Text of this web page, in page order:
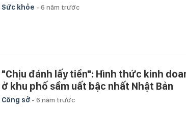
Sức khỏe - 6 năm trước
"Chịu đánh lấy tiền": Hình thức kinh
ở khu phố sầm uất bậc nhất Nhật Bản
Công sở - 6 năm trước